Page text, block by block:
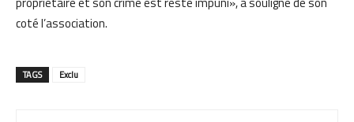
coté l’association.
TAGS Exclu